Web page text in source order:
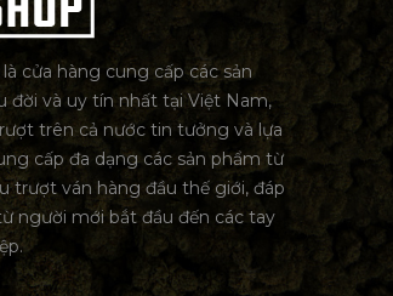
cửa hàng cung cấp các sản
đời và uy tín nhất tại Việt Nam,
trên cả nước tin tưởng và lựa
cấp đa dạng các sản phẩm từ
trượt ván hàng đầu thế giới, đáp
người mới bắt đầu đến các tay